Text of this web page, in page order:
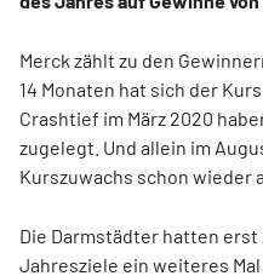
Merck zählt zu den
14 Monaten hat sich der
Crashtief im März 2020
zugelegt. Und allein im
Kurszuwachs schon wieder
Die Darmstädter hatten
Jahresziele ein weiteres